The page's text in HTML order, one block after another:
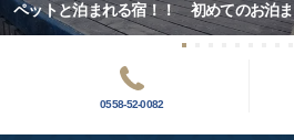
ペットと泊まれる宿！！ 初めてのお泊ま
0558-52-0082